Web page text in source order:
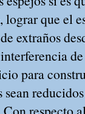
que el
extraños
para